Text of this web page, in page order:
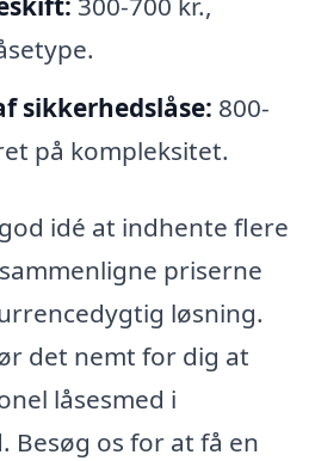
sikkerhedslåse: 800-
på kompleksitet.
idé at indhente flere
priserne
løsning.
det nemt for dig at
låsesmed i
Besøg os for at få en